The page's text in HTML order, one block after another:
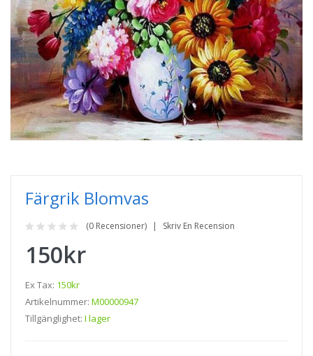
Färgrik Blomvas
(0 Recensioner) Skriv En Recension
150kr
Ex Tax: 150kr
Artikelnummer: M00000947
Tillgänglighet: I lager